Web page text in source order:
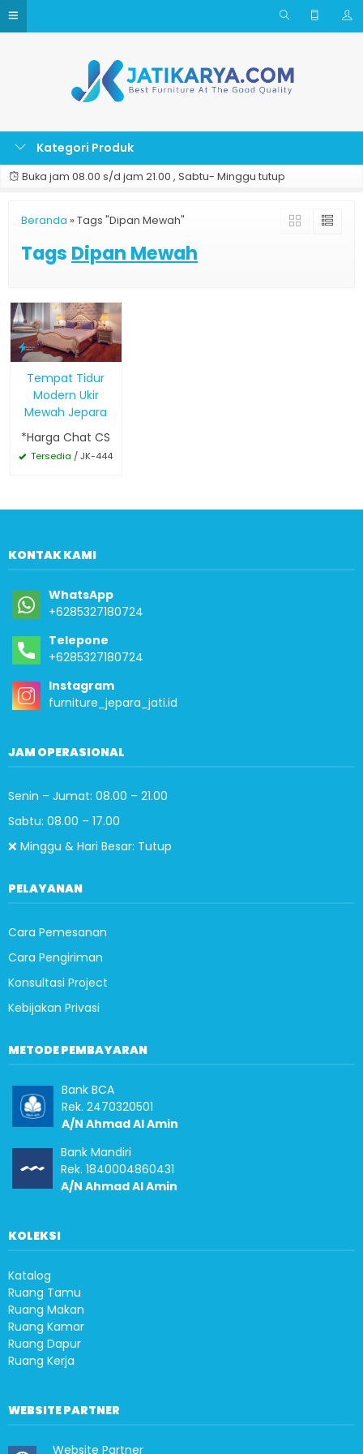
Kategori Produk
Buka jam 08.00 s/d jam 21.00 , Sabtu- Minggu tutup
Beranda » Tags "Dipan Mewah"
Tags Dipan Mewah
Tempat Tidur
Modern Ukir
Mewah Jepara
*Harga Chat CS
Tersedia / JK-444
KONTAK KAMI
WhatsApp
+6285327180724
Telepone
+6285327180724
Instagram
furniture_jepara_jati.id
JAM OPERASIONAL
Senin – Jumat: 08.00 – 21.00
Sabtu: 08.00 – 17.00
❌ Minggu & Hari Besar: Tutup
PELAYANAN
Cara Pemesanan
Cara Pengiriman
Konsultasi Project
Kebijakan Privasi
METODE PEMBAYARAN
Bank BCA
Rek. 2470320501
A/N Ahmad Al Amin
Bank Mandiri
Rek. 1840004860431
A/N Ahmad Al Amin
KOLEKSI
Katalog
Ruang Tamu
Ruang Makan
Ruang Kamar
Ruang Dapur
Ruang Kerja
WEBSITE PARTNER
Website Partner